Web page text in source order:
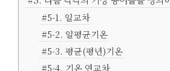
#5-1. 일교차
#5-2. 일평균기온
#5-3. 평균(평년)기온
#5-4. 기온 연교차